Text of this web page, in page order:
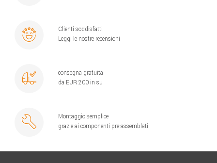
Clienti soddisfatti
Leggi le nostre recensioni
consegna gratuita
da EUR 200 in su
Montaggio semplice
grazie ai componenti pre-assemblati